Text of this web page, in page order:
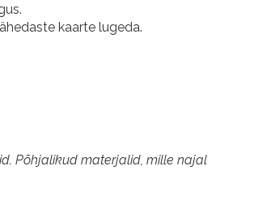
kaarte lugeda.
Põhjalikud materjalid, mille najal